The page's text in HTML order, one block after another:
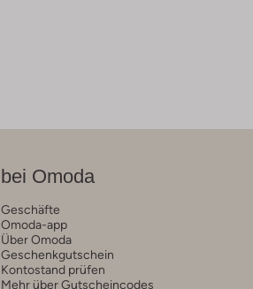
bei Omoda
Geschäfte
Omoda-app
Über Omoda
Geschenkgutschein
Kontostand prüfen
Mehr über Gutscheincodes